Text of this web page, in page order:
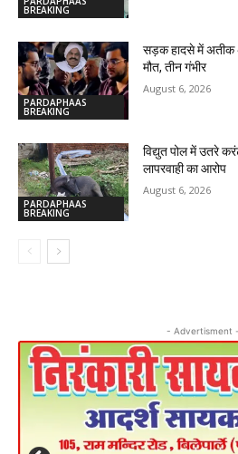
BREAKING
PARDAPHAAS
BREAKING
सड़क हादसे में अतीक
मौत, तीन गंभीर
August 6, 2026
PARDAPHAAS
BREAKING
विद्युत पोल में उतरे
लापरवाही का आरोप
August 6, 2026
- Advertisment -